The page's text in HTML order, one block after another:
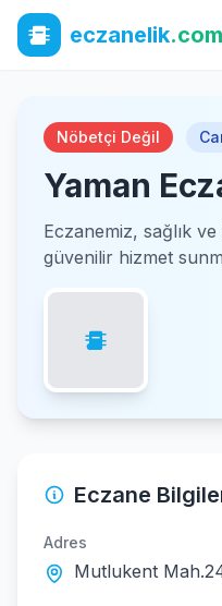
eczanelik.com
Nöbetçi Değil
Yaman
Eczanemiz, sağlık
güvenilir hizmet
Eczane
Adres
Mutlukent